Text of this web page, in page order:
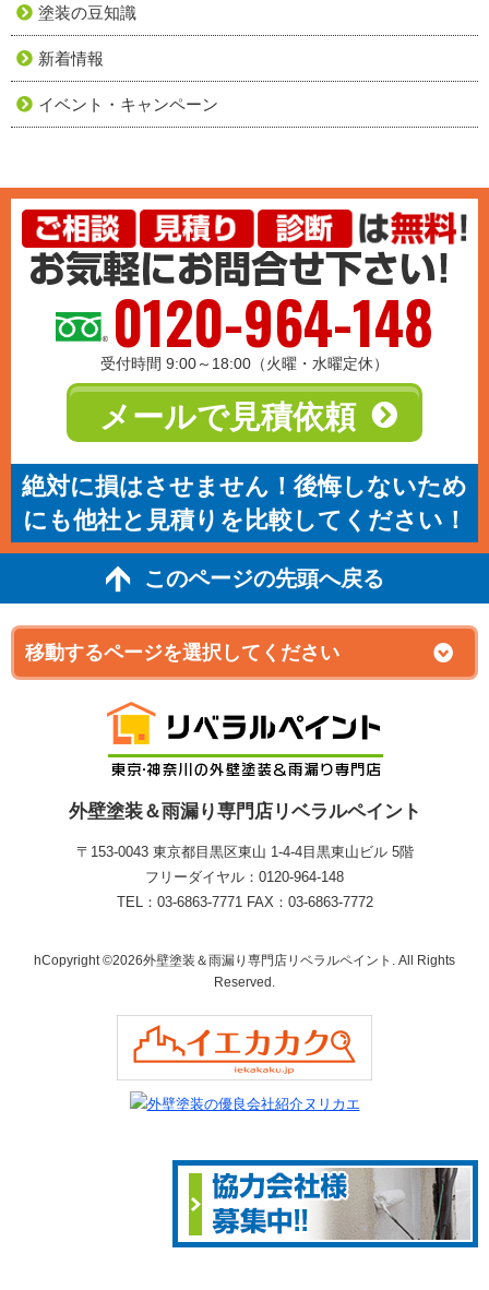
塗装の豆知識
新着情報
イベント・キャンペーン
0120-964-148
受付時間 9:00～18:00（火曜・水曜定休）
メールで見積依頼
絶対に損はさせません！後悔しないため
にも他社と見積りを比較してください！
このページの先頭へ戻る
外壁塗装＆雨漏り専門店リベラルペイント
〒153-0043 東京都目黒区東山 1‐4‐4目黒東山ビル 5階
フリーダイヤル：0120-964-148
TEL：03-6863-7771 FAX：03-6863-7772
hCopyright ©2026外壁塗装＆雨漏り専門店リベラルペイント. All Rights
Reserved.